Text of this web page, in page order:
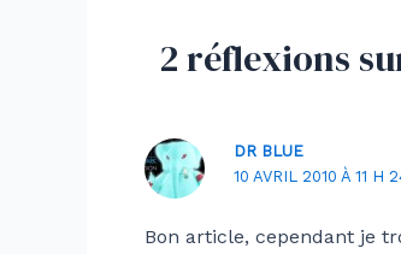
2 réflexions
DR BLUE
10 AVRIL 2010 À 11 H
Bon article, cependant je